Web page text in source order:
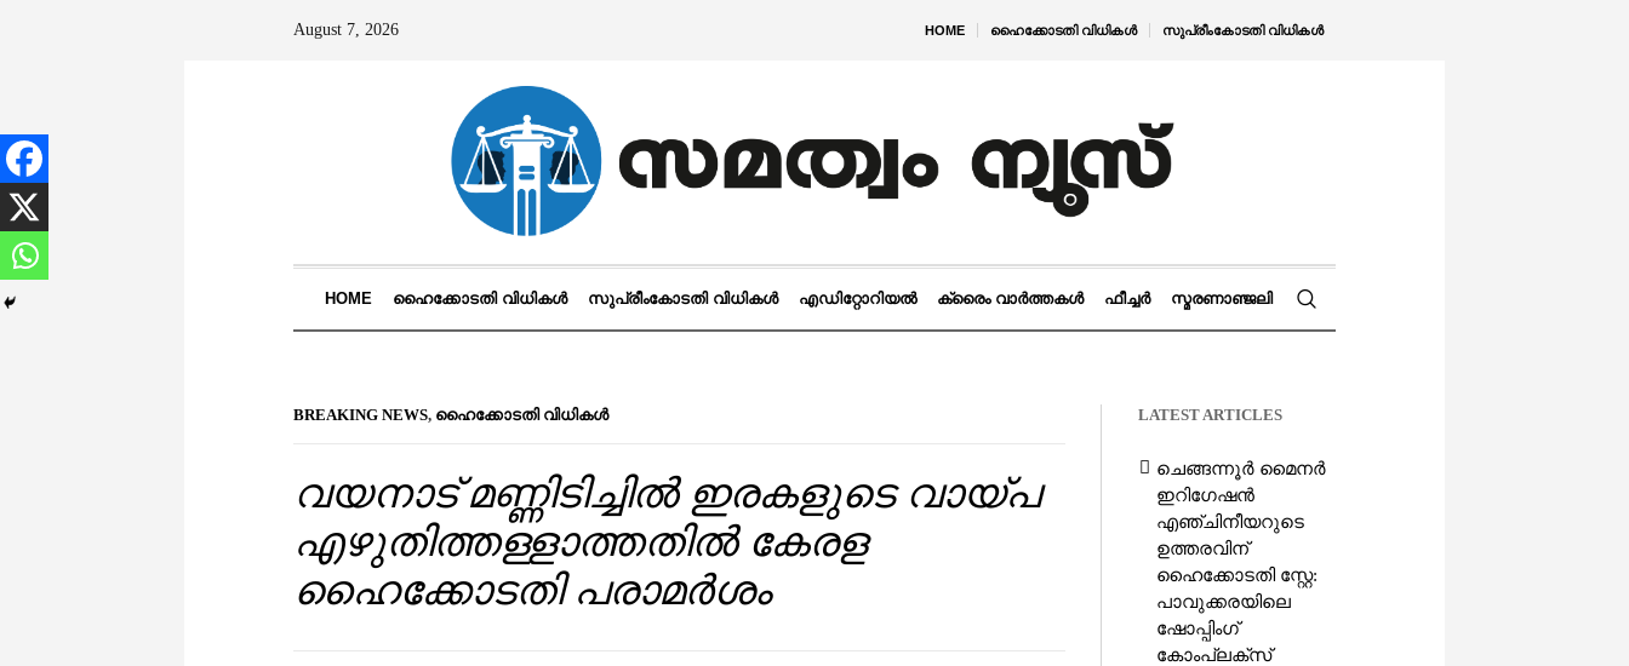
HOME ഹൈക്കോടതി വിധികൾ സുപ്രീംകോടതി വിധികൾ
August 7, 2026
HOME ഹൈക്കോടതി വിധികൾ സുപ്രീംകോടതി വിധികൾ എഡിറ്റോറിയൽ ക്രൈം വാർത്തകൾ ഫീച്ചർ സ്മരണാഞ്ജലി
BREAKING NEWS, ഹൈക്കോടതി വിധികൾ
വയനാട് മണ്ണിടിച്ചിൽ ഇരകളുടെ വായ്പ
എഴുതിത്തള്ളാത്തതിൽ കേരള
ഹൈക്കോടതി പരാമർശം
LATEST ARTICLES
ചെങ്ങന്നൂർ മൈനർ
ഇറിഗേഷൻ
എഞ്ചിനീയറുടെ
ഉത്തരവിന്
ഹൈക്കോടതി സ്റ്റേ:
പാവുക്കരയിലെ
ഷോപ്പിംഗ്
കോംപ്ലക്സ്